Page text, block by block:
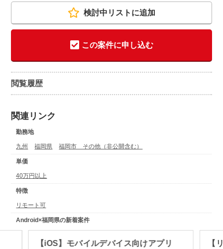
検討中リストに追加
この案件に申し込む
閲覧履歴
関連リンク
勤務地
九州 福岡県 福岡市 その他（非公開含む）
単価
40万円以上
特徴
リモート可
Android×福岡県の新着案件
【iOS】モバイルデバイス向けアプリ
【